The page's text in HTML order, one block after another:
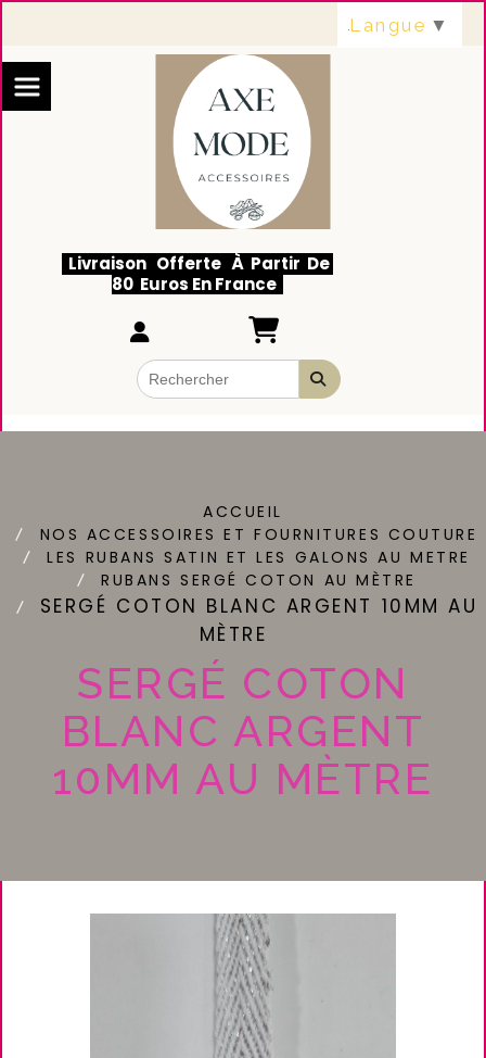
Livraison Offerte À Partir De
80 Euros En France
ACCUEIL
NOS ACCESSOIRES ET FOURNITURES COUTURE
LES RUBANS SATIN ET LES GALONS AU METRE
RUBANS SERGÉ COTON AU MÈTRE
SERGÉ COTON BLANC ARGENT 10MM AU
MÈTRE
SERGÉ COTON
BLANC ARGENT
10MM AU MÈTRE
Langue ▼
Panneau de gestion des cookies